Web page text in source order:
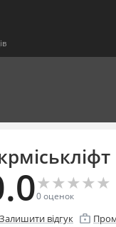
★
★★
★★
★★
★★
★
0оценок
Залишити відгук enterprise